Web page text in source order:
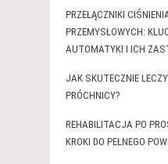
PRZEŁĄCZNIKI
PRZEMYSŁOWYCH:
AUTOMATYKI I ICH
JAK SKUTECZNIE
PRÓCHNICY?
REHABILITACJA PO
KROKI DO PEŁNEGO